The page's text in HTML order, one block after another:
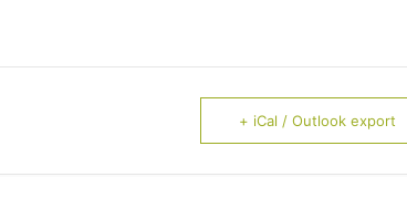
+ iCal / Outlook export